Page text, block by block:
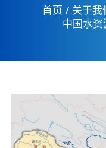
首页 关于我
中国水